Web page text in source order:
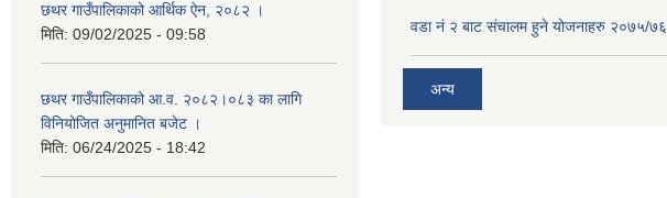
छथर गाउँपालिकाको आर्थिक ऐन, २०८२ ।
मिति: 09/02/2025 - 09:58
छथर गाउँपालिकाको आ.व. २०८२।०८३ का लागि
विनियोजित अनुमानित बजेट ।
मिति: 06/24/2025 - 18:42
वडा नं २ बाट संचालम हुने योजनाहरु २०७५/७६
अन्य